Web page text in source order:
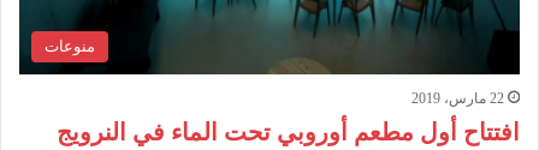
منوعات
22 مارس، 2019
افتتاح أول مطعم أوروبي تحت الماء في النرويج